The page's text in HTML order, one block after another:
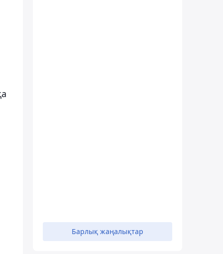
Барлық жаңалықтар